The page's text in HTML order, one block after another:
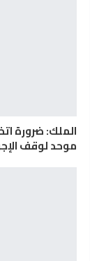
الملك: ضرورة
موحد لوقف